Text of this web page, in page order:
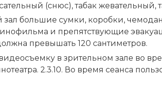
(снюс), табак
зал большие сумки, коробки,
и препятствующие
превышать 120 сантиметров.
в зрительном зале во
2.3.10. Во время сеанса